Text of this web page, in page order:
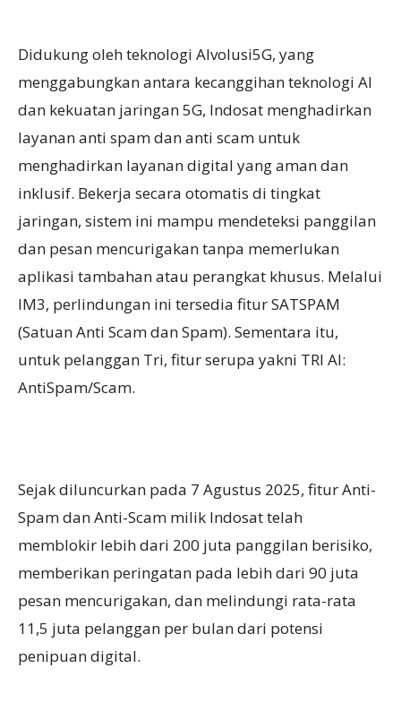
Didukung oleh teknologi AIvolusi5G, yang
menggabungkan antara kecanggihan teknologi AI
dan kekuatan jaringan 5G, Indosat menghadirkan
layanan anti spam dan anti scam untuk
menghadirkan layanan digital yang aman dan
inklusif. Bekerja secara otomatis di tingkat
jaringan, sistem ini mampu mendeteksi panggilan
dan pesan mencurigakan tanpa memerlukan
aplikasi tambahan atau perangkat khusus. Melalui
IM3, perlindungan ini tersedia fitur SATSPAM
(Satuan Anti Scam dan Spam). Sementara itu,
untuk pelanggan Tri, fitur serupa yakni TRI AI:
AntiSpam/Scam.
Sejak diluncurkan pada 7 Agustus 2025, fitur Anti-
Spam dan Anti-Scam milik Indosat telah
memblokir lebih dari 200 juta panggilan berisiko,
memberikan peringatan pada lebih dari 90 juta
pesan mencurigakan, dan melindungi rata-rata
11,5 juta pelanggan per bulan dari potensi
penipuan digital.